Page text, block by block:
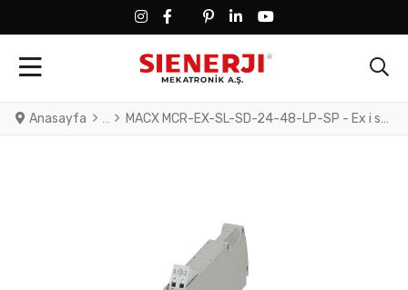
FACEBOOK SOCIAL LINK
FACEBOOK SOCIAL LINK
TWITTER SOCIAL LINK
PINTEREST SOCIAL LINK
LINKEDIN SOCIAL LINK
YOUTUBE SOCIAL LINK
Anasayfa MACX MCR-EX-SL-SD-24-48-LP-SP - Ex i solenoid driver. For the intrinsically safe control of Ex i solenoid valves, alarm modules or LEDs installed in the Ex area. Current limitation at 48 mA. For gases up to Group IIC, loop-powered, electrical isolation, SIL 3. Push-in connection.